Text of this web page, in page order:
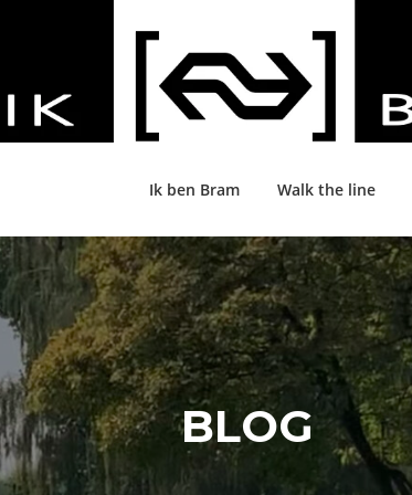
Ik ben Bram Walk the line
BLOG